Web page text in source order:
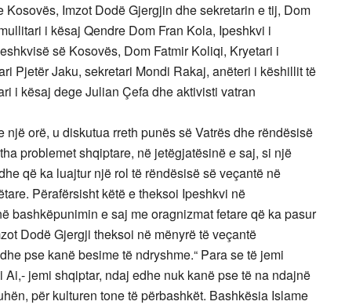
Imzot Dodë Gjergjin dhe sekretarin e tij, Dom
i kësaj Qendre Dom Fran Kola, Ipeshkvi i
së Kosovës, Dom Fatmir Koliqi, Kryetari i
Pjetër Jaku, sekretari Mondi Rakaj, anëteri i këshillit të
i kësaj dege Julian Çefa dhe aktivisti vatran
orë, u diskutua rreth punës së Vatrës dhe rëndësisë
problemet shqiptare, në jetëgjatësinë e saj, si një
që ka luajtur një rol të rëndësisë së veçantë në
Përafërsisht këtë e theksoi Ipeshkvi në
bashkëpunimin e saj me oragnizmat fetare që ka pasur
Dodë Gjergji theksoi në mënyrë të veçantë
pse kanë besime të ndryshme.“ Para se të jemi
jemi shqiptar, ndaj edhe nuk kanë pse të na ndajnë
për kulturen tone të përbashkët. Bashkësia Islame